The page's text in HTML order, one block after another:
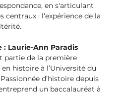
en s'articulant
centraux : l’expérience de la
: Laurie-Ann Paradis
partie de la première
histoire à l’Université du
d’histoire depuis
un baccalauréat à